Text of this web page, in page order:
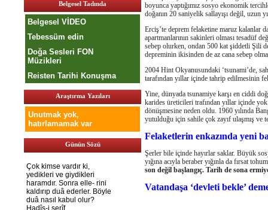
Belgesel Tadında
Belgesel VİDEO
Tebessüm edin
Doğa Sesleri FON
Müzikleri
Reisten Tarihi Konuşma
Araştırma Yazıları
Unutmak yok,
hatırlamamak var
Günün Sözü
boyunca yaptığımız sosyo ekonomik
doğanın 20 saniyelik sallayışı değil,
Erciş’te deprem felaketine maruz kalanlar
apartmanlarının sakinleri olması tesadüf
sebep olurken, ondan 500 kat şiddetli Şili
depreminin ikisinden de az cana sebep
2004 Hint Okyanusundaki ‘tsunami’de,
tarafından yıllar içinde tahrip edilmesinin
Yine, dünyada tsunamiye karşı en ciddi
karides üreticileri trafından yıllar içinde
dönüşmesine neden oldu. 1960 yılında
yutulduğu için sahile çok zayıf ulaşmış ve
Felaketlerin enkazında yeni
Şerler bile içinde hayırlar saklar. Büyük
yığına acıyla beraber yığınla da fırsat
son değil başlangıç. Tarih de sona
Vatandaşa ‘devleti bekle’